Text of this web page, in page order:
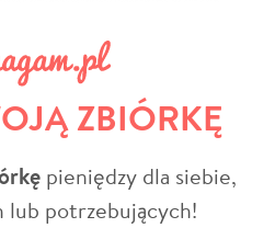
ZBIÓRKĘ
pieniędzy dla siebie,
lub potrzebujących!